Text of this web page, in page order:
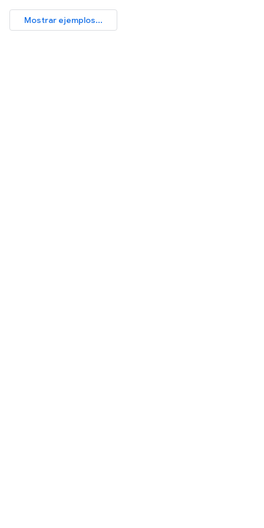
Mostrar ejemplos...